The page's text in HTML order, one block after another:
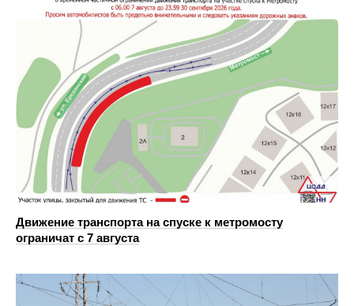
Движение транспорта на спуске к метромосту
ограничат с 7 августа